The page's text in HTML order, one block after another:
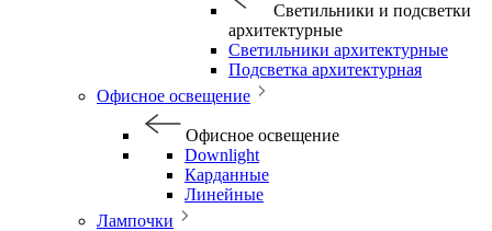
Светильники и подсветки
архитектурные
Светильники архитектурные
Подсветка архитектурная
Офисное освещение
Офисное освещение
Downlight
Карданные
Линейные
Лампочки